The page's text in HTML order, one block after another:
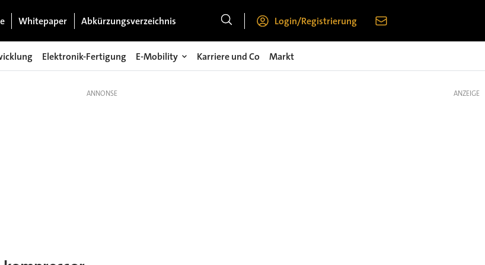
Whitepaper Abkürzungsverzeichnis Login/Registrierung
Elektronik-Fertigung E-Mobility Karriere und Co Markt
ANZEIGE